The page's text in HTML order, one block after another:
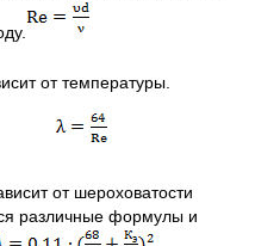
от температуры.
от шероховатости
различные формулы и